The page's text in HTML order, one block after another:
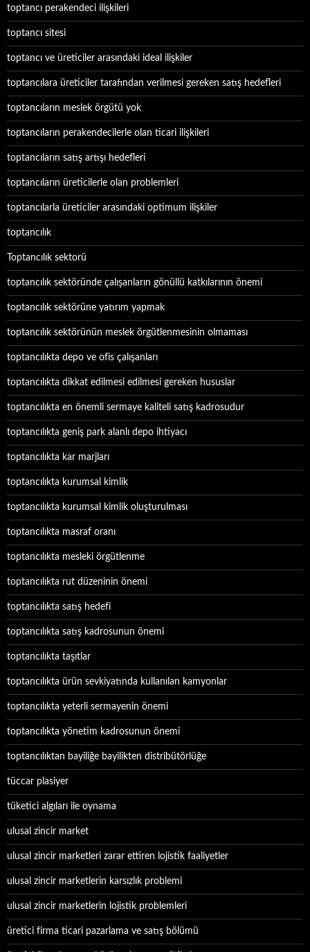
toptancı perakendeci ilişkileri
toptancı sitesi
toptancı ve üreticiler arasındaki ideal ilişkiler
toptancılara üreticiler tarafından verilmesi gereken satış hedefleri
toptancıların meslek örgütü yok
toptancıların perakendecilerle olan ticari ilişkileri
toptancıların satış artışı hedefleri
toptancıların üreticilerle olan problemleri
toptancılarla üreticiler arasındaki optimum ilişkiler
toptancılık
Toptancılık sektorü
toptancılık sektöründe çalışanların gönüllü katkılarının önemi
toptancılık sektörüne yatırım yapmak
toptancılık sektörünün meslek örgütlenmesinin olmaması
toptancılıkta depo ve ofis çalışanları
toptancılıkta dikkat edilmesi edilmesi gereken hususlar
toptancılıkta en önemli sermaye kaliteli satış kadrosudur
toptancılıkta geniş park alanlı depo ihtiyacı
toptancılıkta kar marjları
toptancılıkta kurumsal kimlik
toptancılıkta kurumsal kimlik oluşturulması
toptancılıkta masraf oranı
toptancılıkta mesleki örgütlenme
toptancılıkta rut düzeninin önemi
toptancılıkta satış hedefi
toptancılıkta satış kadrosunun önemi
toptancılıkta taşıtlar
toptancılıkta ürün sevkiyatında kullanılan kamyonlar
toptancılıkta yeterli sermayenin önemi
toptancılıkta yönetim kadrosunun önemi
toptancılıktan bayiliğe bayilikten distribütörlüğe
tüccar plasiyer
tüketici algıları ile oynama
ulusal zincir market
ulusal zincir marketleri zarar ettiren lojistik faaliyetler
ulusal zincir marketlerin karsızlık problemi
ulusal zincir marketlerin lojistik problemleri
üretici firma ticari pazarlama ve satış bölümü